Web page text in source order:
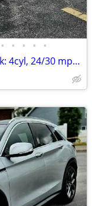
• • • • •
2019 Infiniti QX50 Sensory AWD w/29k: 4cyl, 24/30 mpg, PANO roof, 20"